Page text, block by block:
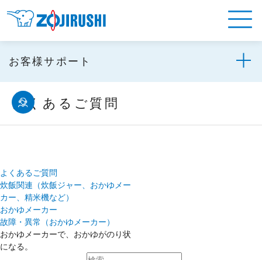
お客様サポート
よくあるご質問
よくあるご質問
炊飯関連（炊飯ジャー、おかゆメー
カー、精米機など）
おかゆメーカー
故障・異常（おかゆメーカー）
おかゆメーカーで、おかゆがのり状
になる。